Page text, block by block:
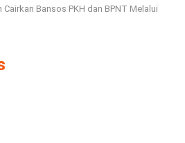
Bansos PKH dan BPNT Melalui